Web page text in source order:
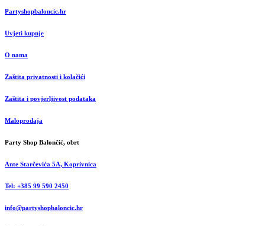
Partyshopbaloncic.hr
Uvjeti kupnje
O nama
Zaštita privatnosti i kolačići
Zaštita i povjerljivost podataka
Maloprodaja
Party Shop Balončić, obrt
Ante Starčevića 5A, Koprivnica
Tel: +385 99 590 2450
info@partyshopbaloncic.hr